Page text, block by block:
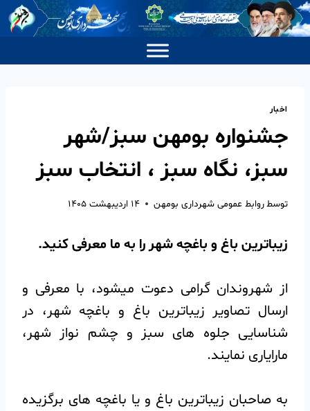
اخبار
جشنواره بومهن سبز/شهر
سبز، نگاه سبز ، انتخاب سبز
توسطروابط عمومی شهرداری بومهن ۱۴ اردیبهشت ۱۴۰۵
زیباترین باغ و باغچه شهر را به ما معرفی کنید.
از شهروندان گرامی دعوت میشود، با معرفی و
ارسال تصاویر زیباترین باغ و باغچه شهر، در
شناسایی جلوه های سبز و چشم نواز شهر،
مارایاری نمایند.
به صاحبان زیباترین باغ و یا باغچه های برگزیده